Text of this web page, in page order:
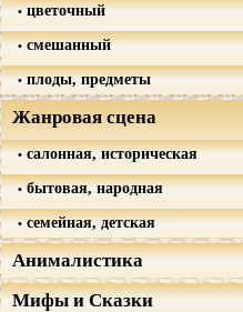
цветочный
смешанный
плоды, предметы
Жанровая сцена
салонная, историческая
бытовая, народная
семейная, детская
Анималистика
Мифы и Сказки